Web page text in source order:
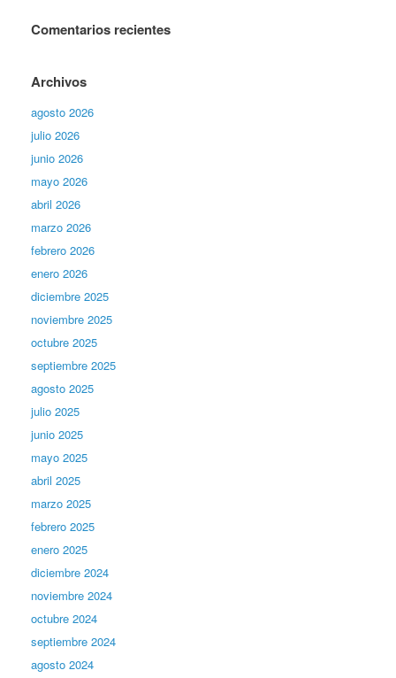
Comentarios recientes
Archivos
agosto 2026
julio 2026
junio 2026
mayo 2026
abril 2026
marzo 2026
febrero 2026
enero 2026
diciembre 2025
noviembre 2025
octubre 2025
septiembre 2025
agosto 2025
julio 2025
junio 2025
mayo 2025
abril 2025
marzo 2025
febrero 2025
enero 2025
diciembre 2024
noviembre 2024
octubre 2024
septiembre 2024
agosto 2024